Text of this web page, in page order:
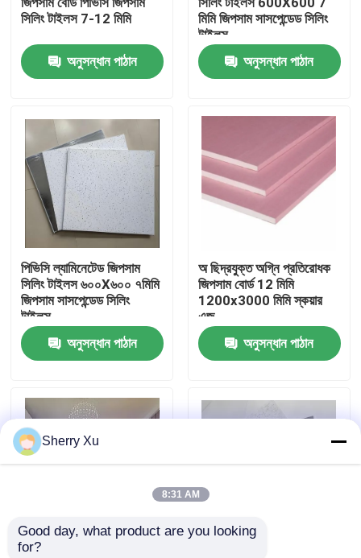
পণ্য
ভিডিও
আমাদের সম্পর্কে
কারখানা ভ্রমণ
মান নিয়ন্ত্রণ
আমাদের সাথে যোগাযোগ করুন
খবর
একটি উদ্ধৃতি অনুরোধ
সিলিং টাইলস 7-12 মিমি
অনুসন্ধান পাঠান
মিমি জিপসাম সাসপেন্ডেড সিলিং
টাইলস
অনুসন্ধান পাঠান
পিভিসি ল্যামিনেটেড জিপসাম
সিলিং টাইলস ৬০০X৬০০ ৭মিমি
জিপসাম সাসপেন্ডেড সিলিং
টাইলস
অনুসন্ধান পাঠান
অ ছিদ্রযুক্ত অগ্নি প্রতিরোধক
জিপসাম বোর্ড 12 মিমি
1200x3000 মিমি স্কয়ার
এজ
অনুসন্ধান পাঠান
হালকা ওজনের উচ্চ শক্তি
Sherry Xu
8:31 AM
Good day, what product are you looking
for?